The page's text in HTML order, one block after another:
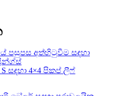
සඳහා 4×4 පිකප් ලීෆ්